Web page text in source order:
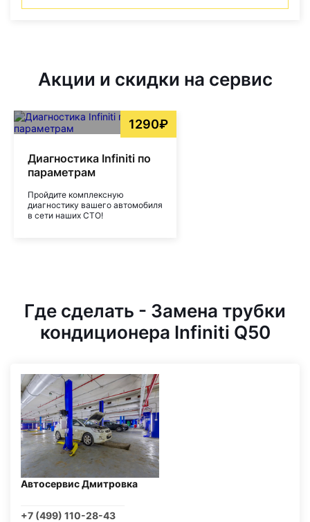
Акции и скидки на сервис
1290₽
Диагностика Infiniti по
параметрам
Пройдите комплексную
диагностику вашего автомобиля
в сети наших СТО!
Где сделать - Замена трубки
кондиционера Infiniti Q50
Автосервис Дмитровка
+7 (499) 110-28-43